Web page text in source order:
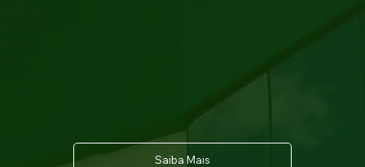
Saiba Mais